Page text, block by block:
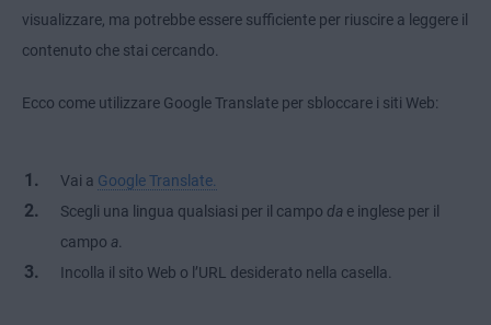
visualizzare, ma potrebbe essere sufficiente per riuscire a leggere il
contenuto che stai cercando.
Ecco come utilizzare Google Translate per sbloccare i siti Web:
Vai a Google Translate.
Scegli una lingua qualsiasi per il campo da e inglese per il
campo a
Incolla il sito Web o l’URL desiderato nella casella.